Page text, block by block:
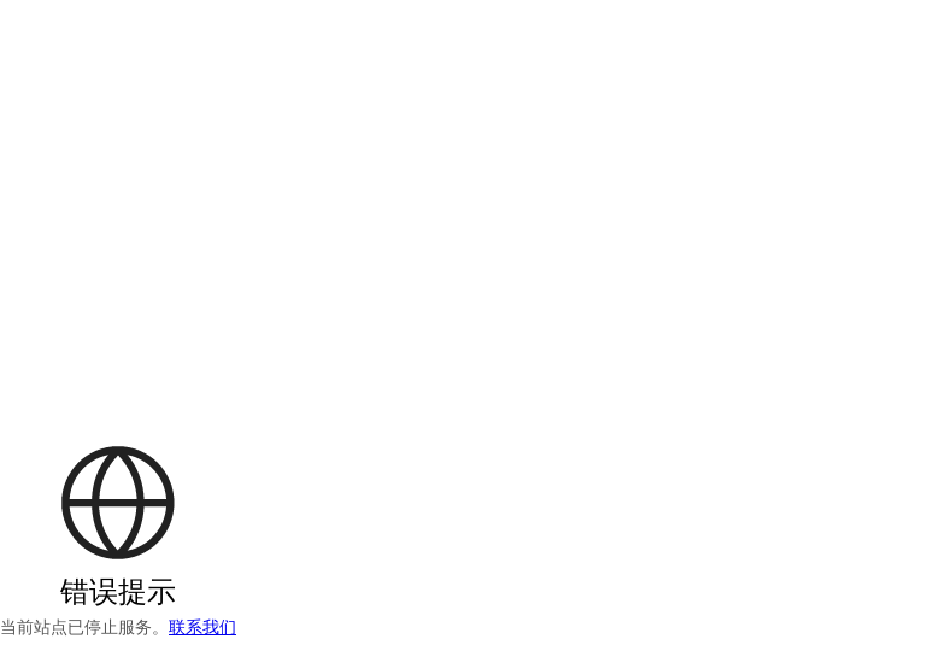
错误提示
当前站点已停止服务。 联系我们